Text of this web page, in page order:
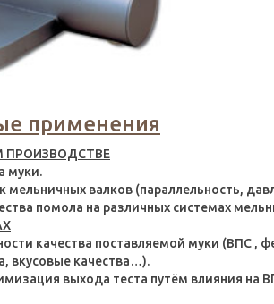
применения
муки.
мельничных валков (параллельность,
помола на различных системах
качества поставляемой муки (ВПС ,
вкусовые качества…).
выхода теста путём влияния на